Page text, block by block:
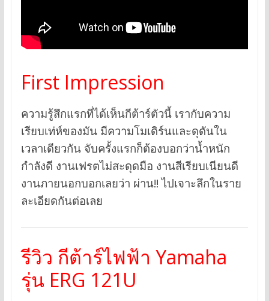
First Impression
ความรู้สึกแรกที่ได้เห็นกีต้าร์ตัวนี้ เรากับความ
เรียบเท่ห์ของมัน มีความโมเดิร์นและดุดันใน
เวลาเดียวกัน จับครั้งแรกก็ต้องบอกว่าน้ำหนัก
กำลังดี งานเฟรตไม่สะดุดมือ งานสีเรียบเนียนดี
งานภายนอกบอกเลยว่า ผ่าน!! ไปเจาะลึกในราย
ละเอียดกันต่อเลย
รีวิว กีต้าร์ไฟฟ้า Yamaha
รุ่น ERG 121U